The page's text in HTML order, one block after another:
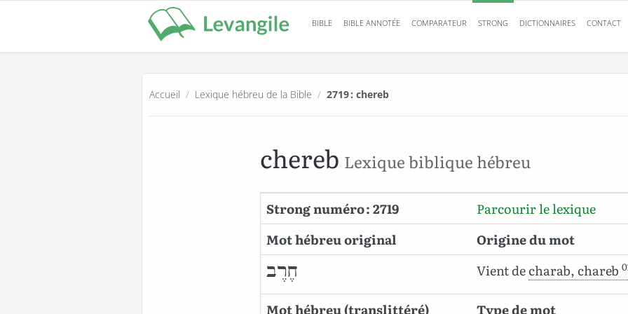
BIBLE BIBLE ANNOTÉE COMPARATEUR STRONG DICTIONNAIRES CONTACT
Accueil / Lexique hébreu de la Bible / 2719 : chereb
chereb Lexique biblique hébreu
Strong numéro : 2719
Parcourir le lexique
Mot hébreu original
Origine du mot
חֶרֶב Vient decharab, chareb
Mot hébreu (translittéré) Type de mot